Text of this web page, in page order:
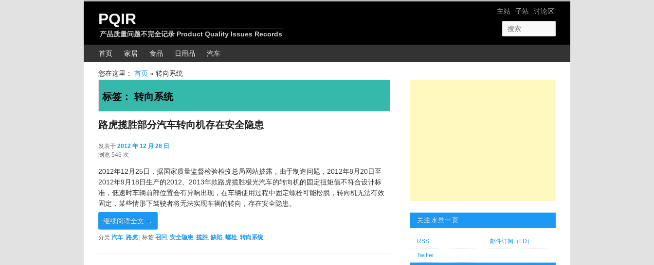
网站导航
主站 子站 讨论区
PQIR
产品质量问题不完全记录 Product Quality Issues Records
主菜单首页 家居 食品 日用品 汽车
您在这里： 首页 » 转向系统
标签： 转向系统
路虎揽胜部分汽车转向机存在安全隐患
发表于 2012 年 12 月 26 日
浏览 546 次
2012年12月25日，据国家质量监督检验检疫总局网站披露，由于制造问题，2012年8月20日至
2012年9月18日生产的2012、2013年款路虎揽胜极光汽车的转向机的固定扭矩值不符合设计标
准，低速时车辆前部位置会有异响出现，在车辆使用过程中固定螺栓可能松脱，转向机无法有效
固定，某些情形下驾驶者将无法实现车辆的转向，存在安全隐患。
继续阅读全文 →
分类 汽车, 路虎 标签 召回 , 安全隐患, 揽胜, 缺陷, 螺栓, 转向系统
关注水景一页
RSS 邮件订阅（FD）
Twitter